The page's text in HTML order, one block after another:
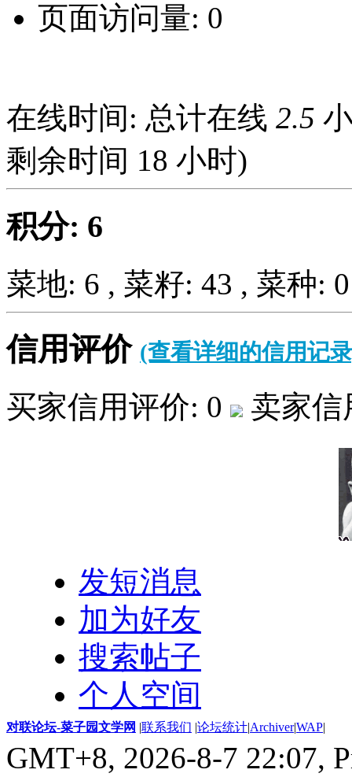
页面访问量: 0
在线时间: 总计在线 2.5
剩余时间 18 小时)
积分: 6
菜地: 6 , 菜籽: 43 , 菜种: 0
信用评价 (查看详细的信用记
买家信用评价: 0 卖家
发短消息
加为好友
搜索帖子
个人空间
对联论坛-菜子园文学网 |联系我们 |论坛统计|Archiver|WAP|
GMT+8, 2026-8-7 22:07,